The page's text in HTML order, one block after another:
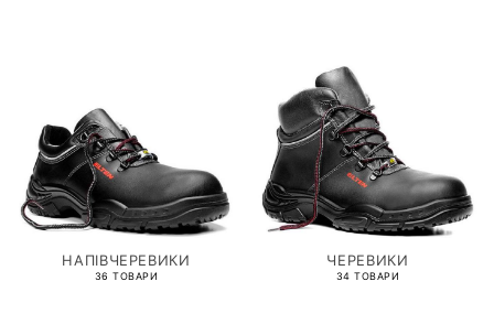
НАПІВЧЕРЕВИКИ
36 ТОВАРИ
ЧЕРЕВИКИ
34 ТОВАРИ